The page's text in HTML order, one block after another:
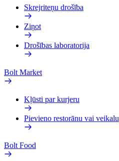
Skrejriteņu drošība
Ziņot
Drošības laboratorija
Bolt Market
Kļūsti par kurjeru
Pievieno restorānu vai veikalu
Bolt Food